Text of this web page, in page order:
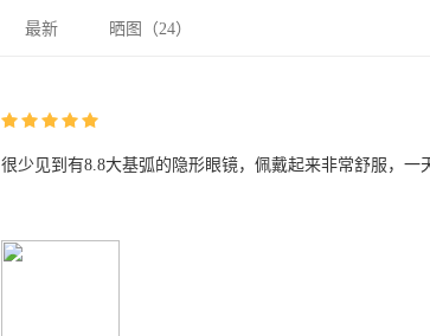
最新 晒图（24）
很少见到有8.8大基弧的隐形眼镜，佩戴起来非常舒服，一